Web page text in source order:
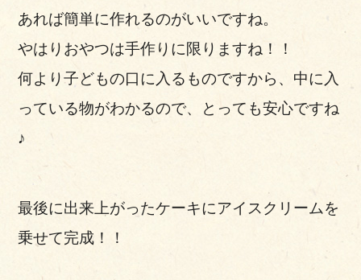
あれば簡単に作れるのがいいですね。
やはりおやつは手作りに限りますね！！
何より子どもの口に入るものですから、中に入
っている物がわかるので、とっても安心ですね
♪
最後に出来上がったケーキにアイスクリームを
乗せて完成！！